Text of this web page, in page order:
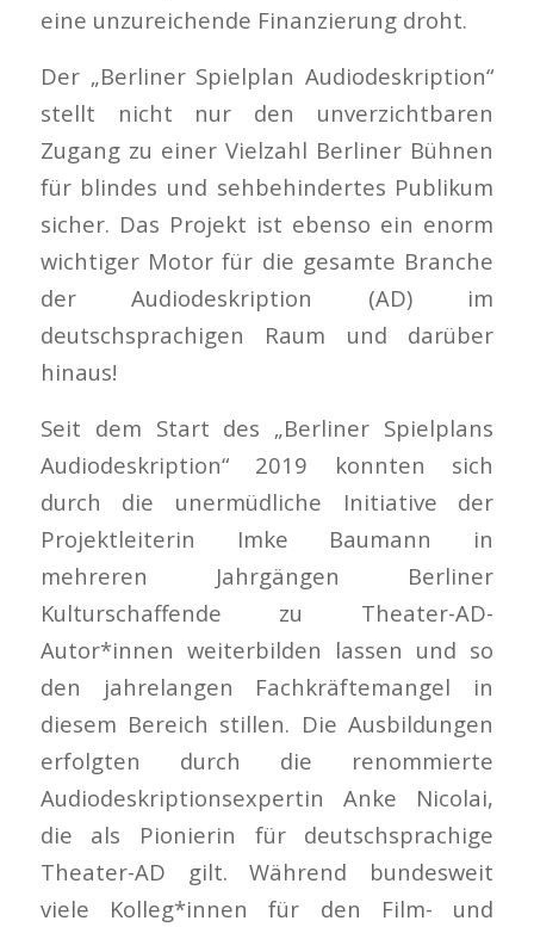
eine unzureichende Finanzierung droht.
Der „Berliner Spielplan Audiodeskription“
stellt nicht nur den unverzichtbaren
Zugang zu einer Vielzahl Berliner Bühnen
für blindes und sehbehindertes Publikum
sicher. Das Projekt ist ebenso ein enorm
wichtiger Motor für die gesamte Branche
der Audiodeskription (AD) im
deutschsprachigen Raum und darüber
hinaus!
Seit dem Start des „Berliner Spielplans
Audiodeskription“ 2019 konnten sich
durch die unermüdliche Initiative der
Projektleiterin Imke Baumann in
mehreren Jahrgängen Berliner
Kulturschaffende zu Theater-AD-
Autor*innen weiterbilden lassen und so
den jahrelangen Fachkräftemangel in
diesem Bereich stillen. Die Ausbildungen
erfolgten durch die renommierte
Audiodeskriptionsexpertin Anke Nicolai,
die als Pionierin für deutschsprachige
Theater-AD gilt. Während bundesweit
viele Kolleg*innen für den Film- und